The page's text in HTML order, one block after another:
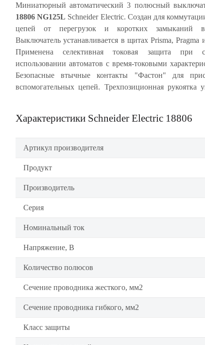
Миниатюрный автоматический 3 полюсный
18806 NG125L Schneider Electric. Создан для
цепей от перегрузок и коротких замыканий в
Выключатель устанавливается в щитах Prisma, Pragma
Применена селективная токовая защита при
использовании автоматов с время-токовыми
Безопасные втычные контакты "Фастон" для
вспомогательных цепей. Трехпозиционная рукоятка
блокировка. Ударопрочный корпус из
пластика, скрепленный металлическими заклепками,
многократное срабатывание автомата без
характеристик. NG125L имеет, так называемое,
значение Т2 - это характеристики для высокой
температуры +55°С. Частота цепи 50/60 Гц.
Характеристики Schneider Electric 18806
Артикул производителя
Продукт
Производитель
Серия
Номинальный ток
Напряжение, В
Количество полюсов
Сечение проводника жесткого, мм2
Сечение проводника гибкого, мм2
Класс защиты